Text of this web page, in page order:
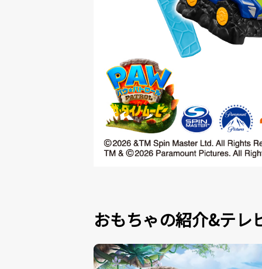
プレイプレイス（旧プレイ
おもちゃの紹介&テレ